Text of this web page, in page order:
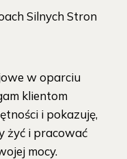
Silnych Stron
w oparciu
klientom
i pokazuję,
żyć i pracować
mocy.